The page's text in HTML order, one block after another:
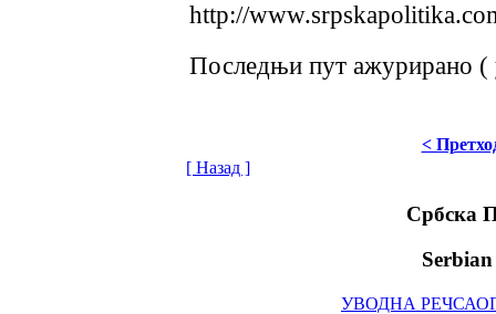
http://
Последњи пут ажурирано (
<
[ Назад ]
Србска
УВОДНА РЕЧ